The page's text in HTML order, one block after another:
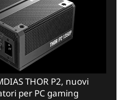
THOR P2, nuovi
per PC gaming